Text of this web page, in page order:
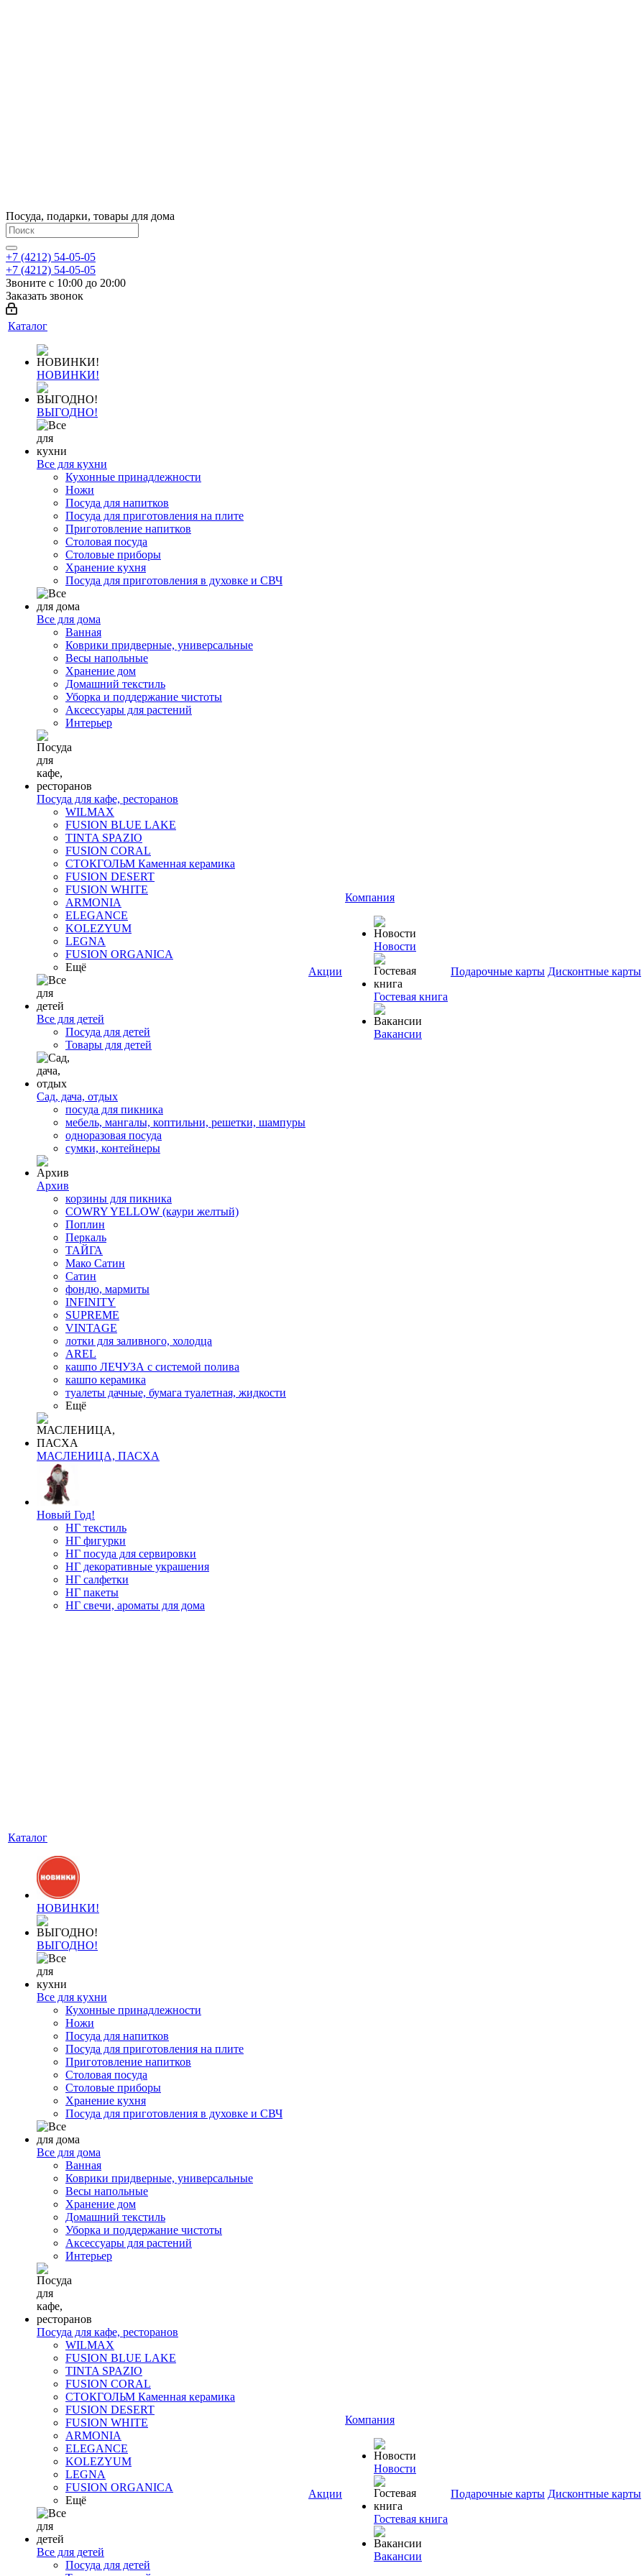
Посуда, подарки, товары для дома
+7 (4212) 54-05-05
+7 (4212) 54-05-05
Звоните с 10:00 до 20:00
Заказать звонок
Каталог
НОВИНКИ!
ВЫГОДНО!
Все для кухни
Кухонные принадлежности
Ножи
Посуда для напитков
Посуда для приготовления на плите
Приготовление напитков
Столовая посуда
Столовые приборы
Хранение кухня
Посуда для приготовления в духовке и СВЧ
Все для дома
Ванная
Коврики придверные, универсальные
Весы напольные
Хранение дом
Домашний текстиль
Уборка и поддержание чистоты
Аксессуары для растений
Интерьер
Посуда для кафе, ресторанов
WILMAX
FUSION BLUE LAKE
TINTA SPAZIO
FUSION CORAL
СТОКГОЛЬМ Каменная керамика
FUSION DESERT
FUSION WHITE
ARMONIA
ELEGANCE
KOLEZYUM
LEGNA
FUSION ORGANICA
Ещё
Все для детей
Посуда для детей
Товары для детей
Сад, дача, отдых
посуда для пикника
мебель, мангалы, коптильни, решетки, шампуры
одноразовая посуда
сумки, контейнеры
Архив
корзины для пикника
COWRY YELLOW (каури желтый)
Поплин
Перкаль
ТАЙГА
Мако Сатин
Сатин
фондю, мармиты
INFINITY
SUPREME
VINTAGE
лотки для заливного, холодца
AREL
кашпо ЛЕЧУЗА с системой полива
кашпо керамика
туалеты дачные, бумага туалетная, жидкости
Ещё
МАСЛЕНИЦА, ПАСХА
Новый Год!
НГ текстиль
НГ фигурки
НГ посуда для сервировки
НГ декоративные украшения
НГ салфетки
НГ пакеты
НГ свечи, ароматы для дома
Акции
Компания
Новости
Гостевая книга
Вакансии
Подарочные карты Дисконтные карты
Каталог
НОВИНКИ!
ВЫГОДНО!
Все для кухни
Кухонные принадлежности
Ножи
Посуда для напитков
Посуда для приготовления на плите
Приготовление напитков
Столовая посуда
Столовые приборы
Хранение кухня
Посуда для приготовления в духовке и СВЧ
Все для дома
Ванная
Коврики придверные, универсальные
Весы напольные
Хранение дом
Домашний текстиль
Уборка и поддержание чистоты
Аксессуары для растений
Интерьер
Посуда для кафе, ресторанов
WILMAX
FUSION BLUE LAKE
TINTA SPAZIO
FUSION CORAL
СТОКГОЛЬМ Каменная керамика
FUSION DESERT
FUSION WHITE
ARMONIA
ELEGANCE
KOLEZYUM
LEGNA
FUSION ORGANICA
Ещё
Все для детей
Посуда для детей
Акции
Компания
Новости
Гостевая книга
Вакансии
Подарочные карты Дисконтные карты